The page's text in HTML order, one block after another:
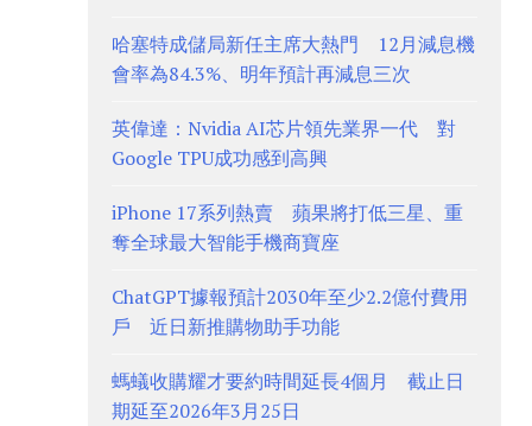
哈塞特成儲局新任主席大熱門 12月減息機
會率為84.3%、明年預計再減息三次
英偉達：Nvidia AI芯片領先業界一代 對
Google TPU成功感到高興
iPhone 17系列熱賣 蘋果將打低三星、重
奪全球最大智能手機商寶座
ChatGPT據報預計2030年至少2.2億付費用
戶 近日新推購物助手功能
螞蟻收購耀才要約時間延長4個月 截止日
期延至2026年3月25日